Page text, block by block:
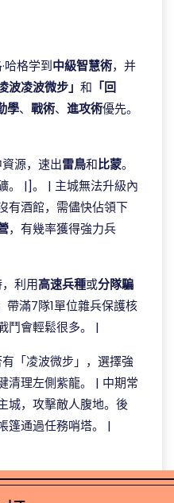
哈格学到中級智慧術，并
波凌波微步」 和 「回
學、 戰術、 進攻術優先。
源，速出雷鳥和比蒙。
。 |]。 | 主城無法升級內
有酒館，需儘快佔領下
，有幾率獲得強力兵
利用高速兵種或分隊騙
帶滿7隊1單位雜兵保護核
鬥會輕鬆很多。 |
「凌波微步」，選擇強
清理左側紫龍。 | 中期常
城，攻擊敵人腹地。後
篷通過任務哨塔。 |